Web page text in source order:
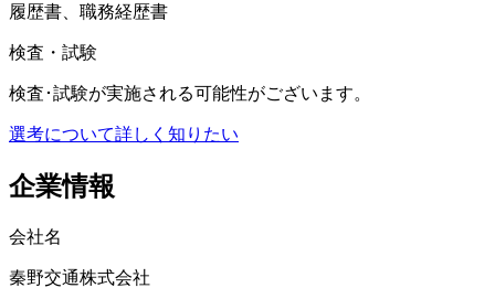
履歴書、職務経歴書
検査・試験
検査･試験が実施される可能性がございます。
選考について詳しく知りたい
企業情報
会社名
秦野交通株式会社